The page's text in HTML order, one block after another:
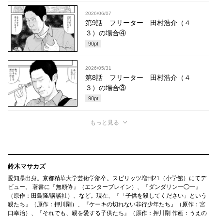
2026/06/07
第9話 フリーター 田村浩介（４
３）の場合④
90pt
2026/05/31
第8話 フリーター 田村浩介（４
３）の場合③
90pt
もっと見る
鈴木マサカズ
愛知県出身。京都精華大学芸術学部卒。スピリッツ増刊21（小学館）にてデ
ビュー。 著書に『無頼侍』（エンターブレイン）、『ダンダリン一◯一』
（原作：田島隆/講談社）、など。現在、『「子供を殺してください」という
親たち』（原作：押川剛）、『ケーキの切れない非行少年たち』（原作：宮
口幸治）、『それでも、親を愛する子供たち』（原作：押川剛 作画：うえの